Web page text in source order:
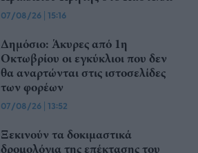
07/08/26 | 15:16
Δημόσιο: Άκυρες από 1η
Οκτωβρίου οι εγκύκλιοι που δεν
θα αναρτώνται στις ιστοσελίδες
των φορέων
07/08/26 | 13:52
Ξεκινούν τα δοκιμαστικά
δρομολόγια της επέκτασης του